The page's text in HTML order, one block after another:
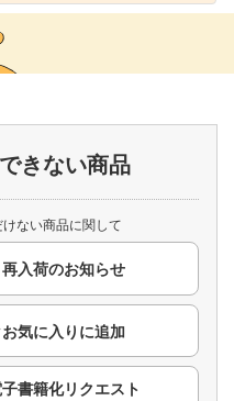
楽天TV
楽天チケット
エンタメニュース
推し楽
きない商品
けない商品に関して
再入荷のお知らせ
子書籍化リクエスト